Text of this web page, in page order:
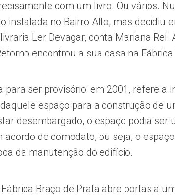
com um livro. Ou vários.
instalada no Bairro Alto, mas decidiu
Ler Devagar, conta Mariana Rei.
encontrou a sua casa na
para ser provisório: em 2001, refere a
espaço para a construção de
desembargado, o espaço podia ser
acordo de comodato, ou seja, o
da manutenção do edifício.
Braço de Prata abre portas a